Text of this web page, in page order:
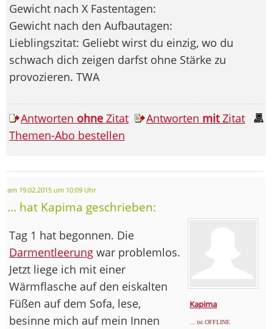
Gewicht nach X Fastentagen:
Gewicht nach den Aufbautagen:
Lieblingszitat: Geliebt wirst du einzig, wo du
schwach dich zeigen darfst ohne Stärke zu
provozieren. TWA
Antworten ohne Zitat Antworten mitZitat
Themen-Abo bestellen
am 19.02.2015 um 10:09 Uhr
... hat Kapima geschrieben:
Kapima
... ist OFFLINE
Tag 1 hat begonnen. Die
Darmentleerung war problemlos.
Jetzt liege ich mit einer
Wärmflasche auf den eiskalten
Füßen auf dem Sofa, lese,
besinne mich auf mein Innen